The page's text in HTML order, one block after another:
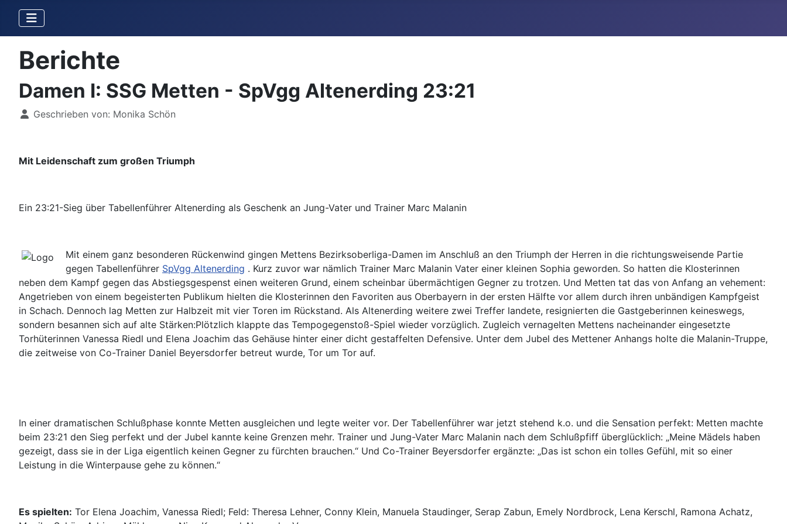
Berichte
Damen I: SSG Metten - SpVgg Altenerding 23:21
DetailsGeschrieben von: Monika Schön
Mit Leidenschaft zum großen Triumph
Ein 23:21-Sieg über Tabellenführer Altenerding als Geschenk an Jung-Vater und Trainer Marc Malanin
Mit einem ganz besonderen Rückenwind gingen Mettens Bezirksoberliga-Damen im Anschluß an den Triumph der Herren in die richtungsweisende Partie
gegen Tabellenführer SpVgg Altenerding . Kurz zuvor war nämlich Trainer Marc Malanin Vater einer kleinen Sophia geworden. So hatten die Klosterinnen
neben dem Kampf gegen das Abstiegsgespenst einen weiteren Grund, einem scheinbar übermächtigen Gegner zu trotzen. Und Metten tat das von Anfang an vehement:
Angetrieben von einem begeisterten Publikum hielten die Klosterinnen den Favoriten aus Oberbayern in der ersten Hälfte vor allem durch ihren unbändigen Kampfgeist
in Schach. Dennoch lag Metten zur Halbzeit mit vier Toren im Rückstand. Als Altenerding weitere zwei Treffer landete, resignierten die Gastgeberinnen keineswegs,
sondern besannen sich auf alte Stärken:Plötzlich klappte das Tempogegenstoß-Spiel wieder vorzüglich. Zugleich vernagelten Mettens nacheinander eingesetzte
Torhüterinnen Vanessa Riedl und Elena Joachim das Gehäuse hinter einer dicht gestaffelten Defensive. Unter dem Jubel des Mettener Anhangs holte die Malanin-Truppe,
die zeitweise von Co-Trainer Daniel Beyersdorfer betreut wurde, Tor um Tor auf.
In einer dramatischen Schlußphase konnte Metten ausgleichen und legte weiter vor. Der Tabellenführer war jetzt stehend k.o. und die Sensation perfekt: Metten machte
beim 23:21 den Sieg perfekt und der Jubel kannte keine Grenzen mehr. Trainer und Jung-Vater Marc Malanin nach dem Schlußpfiff überglücklich: „Meine Mädels haben
gezeigt, dass sie in der Liga eigentlich keinen Gegner zu fürchten brauchen.“ Und Co-Trainer Beyersdorfer ergänzte: „Das ist schon ein tolles Gefühl, mit so einer
Leistung in die Winterpause gehe zu können.“
Es spielten: Tor Elena Joachim, Vanessa Riedl; Feld: Theresa Lehner, Conny Klein, Manuela Staudinger, Serap Zabun, Emely Nordbrock, Lena Kerschl, Ramona Achatz,